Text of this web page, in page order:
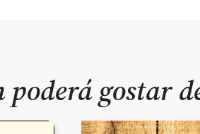
poderá gostar